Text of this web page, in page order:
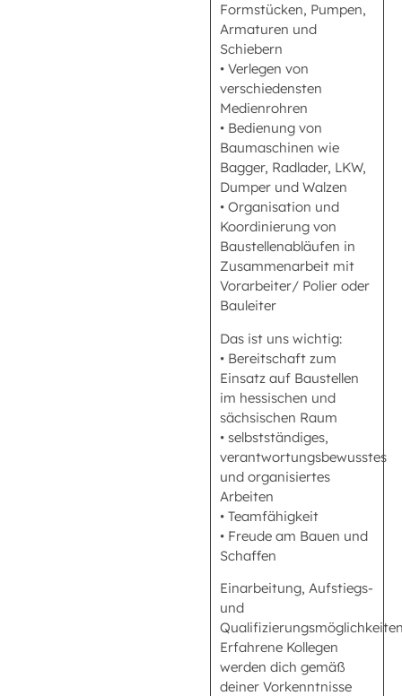
Formstücken, Pumpen,
Armaturen und
Schiebern
• Verlegen von
verschiedensten
Medienrohren
• Bedienung von
Baumaschinen wie
Bagger, Radlader, LKW,
Dumper und Walzen
• Organisation und
Koordinierung von
Baustellenabläufen in
Zusammenarbeit mit
Vorarbeiter/ Polier oder
Bauleiter
Das ist uns wichtig:
• Bereitschaft zum
Einsatz auf Baustellen
im hessischen und
sächsischen Raum
• selbstständiges,
verantwortungsbewusstes
und organisiertes
Arbeiten
• Teamfähigkeit
• Freude am Bauen und
Schaffen
Einarbeitung, Aufstiegs-
und
Erfahrene Kollegen
werden dich gemäß
deiner Vorkenntnisse